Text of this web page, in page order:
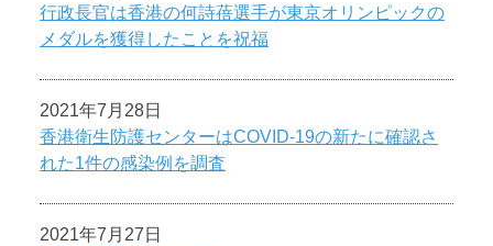
行政長官は香港の何詩蓓選手が東京オリンピックの
メダルを獲得したことを祝福
2021年7月28日
香港衛生防護センターはCOVID-19の新たに確認さ
れた1件の感染例を調査
2021年7月27日